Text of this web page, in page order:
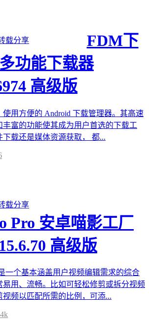
载分享
FDM下
功能下载器
高级版
用方便的 Android 下载管理器。其高速
富的功能使其成为用户首选的下载工
载还是媒体资源获取， 都...
载分享
Pro 安卓喵影工厂
高级版
一个基本涵盖用户视频编辑需求的综合
易用、流畅。比如可轻松修剪或拆分视频
频以匹配所需的比例，可添...